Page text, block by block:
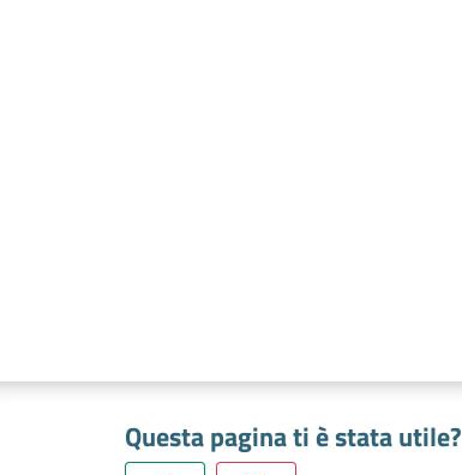
Questa pagina ti è stata utile?